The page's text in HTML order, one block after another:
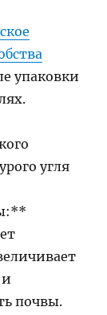
упаковки
угля
почвы.